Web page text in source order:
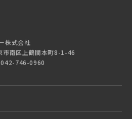
株式会社
南区上鶴間本町8-1-46
746-0960